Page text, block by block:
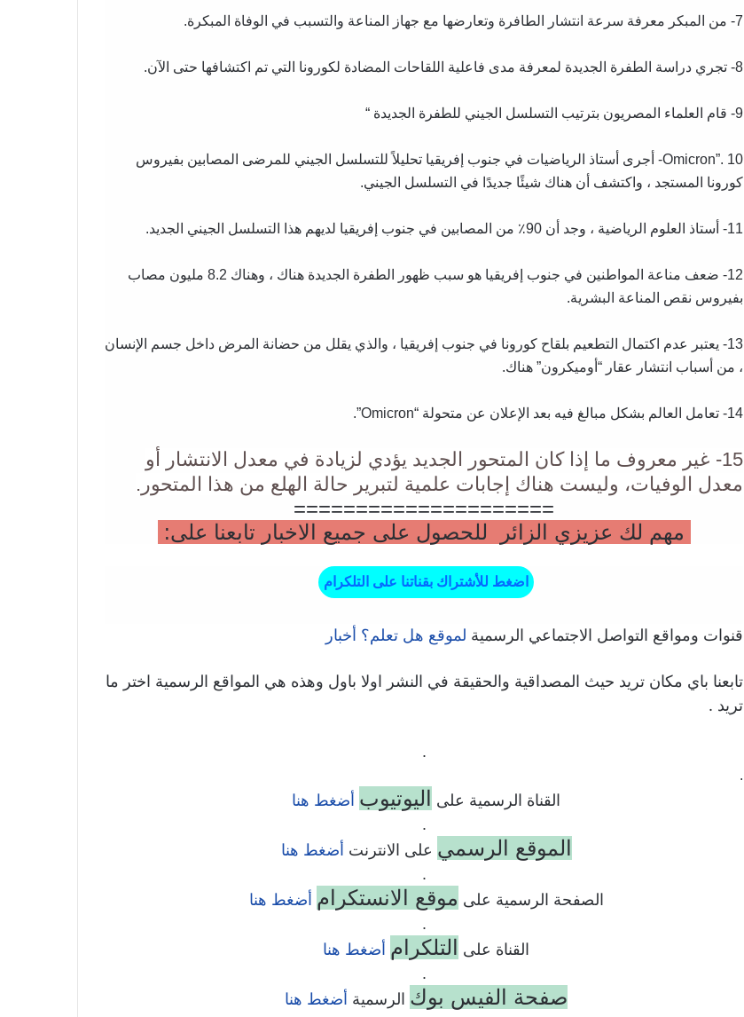
7- من المبكر معرفة سرعة انتشار الطافرة وتعارضها مع جهاز المناعة والتسبب في الوفاة المبكرة.
8- تجري دراسة الطفرة الجديدة لمعرفة مدى فاعلية اللقاحات المضادة لكورونا التي تم اكتشافها حتى الآن.
9- قام العلماء المصريون بترتيب التسلسل الجيني للطفرة الجديدة “
Omicron”. 10- أجرى أستاذ الرياضيات في جنوب إفريقيا تحليلاً للتسلسل الجيني للمرضى المصابين بفيروس
كورونا المستجد ، واكتشف أن هناك شيئًا جديدًا في التسلسل الجيني.
11- أستاذ العلوم الرياضية ، وجد أن 90٪ من المصابين في جنوب إفريقيا لديهم هذا التسلسل الجيني الجديد.
12- ضعف مناعة المواطنين في جنوب إفريقيا هو سبب ظهور الطفرة الجديدة هناك ، وهناك 8.2 مليون مصاب
بفيروس نقص المناعة البشرية.
13- يعتبر عدم اكتمال التطعيم بلقاح كورونا في جنوب إفريقيا ، والذي يقلل من حضانة المرض داخل جسم الإنسان
، من أسباب انتشار عقار “أوميكرون” هناك.
14- تعامل العالم بشكل مبالغ فيه بعد الإعلان عن متحولة “Omicron”.
15- غير معروف ما إذا كان المتحور الجديد يؤدي لزيادة في معدل الانتشار أو
معدل الوفيات، وليست هناك إجابات علمية لتبرير حالة الهلع من هذا المتحور.
=====================
مهم لك عزيزي الزائر للحصول على جميع الاخبار تابعنا على:
اضغط للأشتراك بقناتنا على التلكرام
قنوات ومواقع التواصل الاجتماعي الرسمية لموقع هل تعلم؟ أخبار
تابعنا باي مكان تريد حيث المصداقية والحقيقة في النشر اولا باول وهذه هي المواقع الرسمية اختر ما
تريد .
.
.
القناة الرسمية على اليوتيوب أضغط هنا
.
الموقع الرسمي على الانترنت أضغط هنا
.
الصفحة الرسمية على موقع الانستكرام
أضغط هنا
.
القناة على
التلكرام
أضغط هنا
.
صفحة الفيس بوك الرسمية أضغط هنا